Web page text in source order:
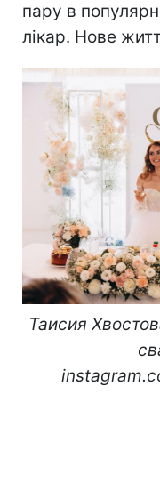
пару в
лікар. Нове
Таисия